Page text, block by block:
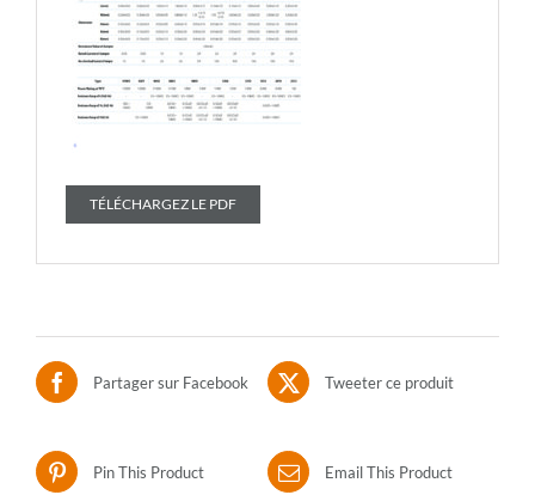
TÉLÉCHARGEZ LE PDF
Partager sur Facebook Tweeter ce produit
Pin This Product Email This Product